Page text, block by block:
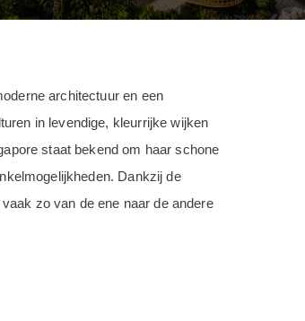
architectuur en een
in levendige, kleurrijke wijken
staat bekend om haar schone
Dankzij de
zo van de ene naar de andere